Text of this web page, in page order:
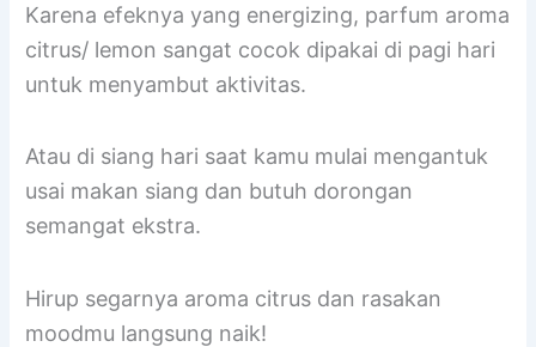
Karena efeknya yang energizing, parfum aroma
citrus/ lemon sangat cocok dipakai di pagi hari
untuk menyambut aktivitas.
Atau di siang hari saat kamu mulai mengantuk
usai makan siang dan butuh dorongan
semangat ekstra.
Hirup segarnya aroma citrus dan rasakan
moodmu langsung naik!